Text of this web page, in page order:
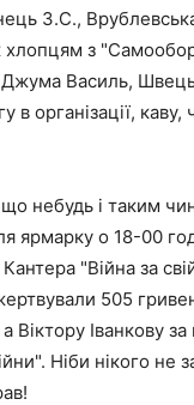
З.С.,
хлопцям з
Василь,
організації, каву,
небудь і таким
ярмарку о 18-00
"Війна за
505
Іванкову за
Ніби нікого не